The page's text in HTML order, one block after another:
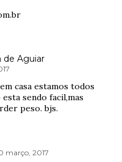
de Aguiar
casa estamos todos
sendo facil,mas
peso. bjs.
março, 2017